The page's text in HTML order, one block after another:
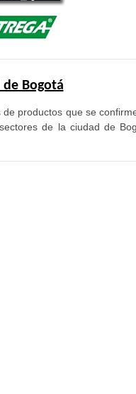
Bogotá
productos que se
de la ciudad de